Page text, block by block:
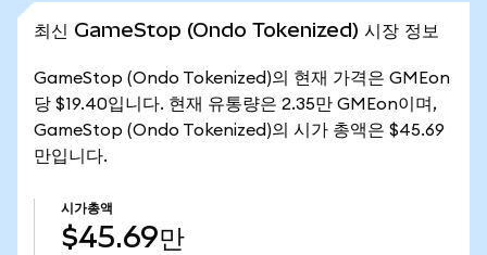
최신 GameStop (Ondo Tokenized) 시장 정보
GameStop (Ondo Tokenized)의 현재 가격은 GMEon
당 $19.40입니다. 현재 유통량은 2.35만 GMEon이며,
GameStop (Ondo Tokenized)의 시가 총액은 $45.69
만입니다.
시가총액
$45.69만